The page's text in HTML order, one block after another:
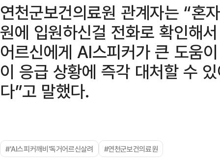
연천군보건의료원 관계자는 “혼
원에 입원하신걸 전화로 확인해
어르신에게 AI스피커가 큰 도움
이 응급 상황에 즉각 대처할 수
다”고 말했다.
#'AI스피커깨비'독거어르신살려 #연천군보건의료원